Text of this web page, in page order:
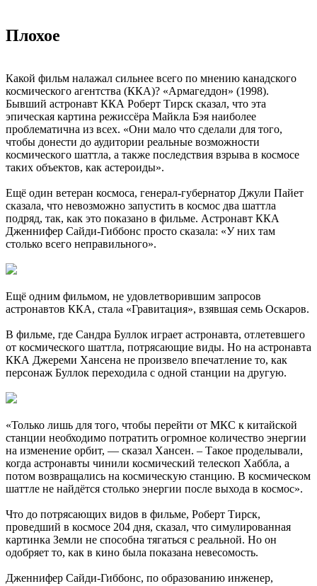
Плохое
Какой фильм налажал сильнее всего по мнению канадского
космического агентства (ККА)? «Армагеддон» (1998).
Бывший астронавт ККА Роберт Тирск сказал, что эта
эпическая картина режиссёра Майкла Бэя наиболее
проблематична из всех. «Они мало что сделали для того,
чтобы донести до аудитории реальные возможности
космического шаттла, а также последствия взрыва в космосе
таких объектов, как астероиды».
Ещё один ветеран космоса, генерал-губернатор Джули Пайет
сказала, что невозможно запустить в космос два шаттла
подряд, так, как это показано в фильме. Астронавт ККА
Дженнифер Сайди-Гиббонс просто сказала: «У них там
столько всего неправильного».
Ещё одним фильмом, не удовлетворившим запросов
астронавтов ККА, стала «Гравитация», взявшая семь Оскаров.
В фильме, где Сандра Буллок играет астронавта, отлетевшего
от космического шаттла, потрясающие виды. Но на астронавта
ККА Джереми Хансена не произвело впечатление то, как
персонаж Буллок переходила с одной станции на другую.
«Только лишь для того, чтобы перейти от МКС к китайской
станции необходимо потратить огромное количество энергии
на изменение орбит, — сказал Хансен. – Такое проделывали,
когда астронавты чинили космический телескоп Хаббла, а
потом возвращались на космическую станцию. В космическом
шаттле не найдётся столько энергии после выхода в космос».
Что до потрясающих видов в фильме, Роберт Тирск,
проведший в космосе 204 дня, сказал, что симулированная
картинка Земли не способна тягаться с реальной. Но он
одобряет то, как в кино была показана невесомость.
Дженнифер Сайди-Гиббонс, по образованию инженер,